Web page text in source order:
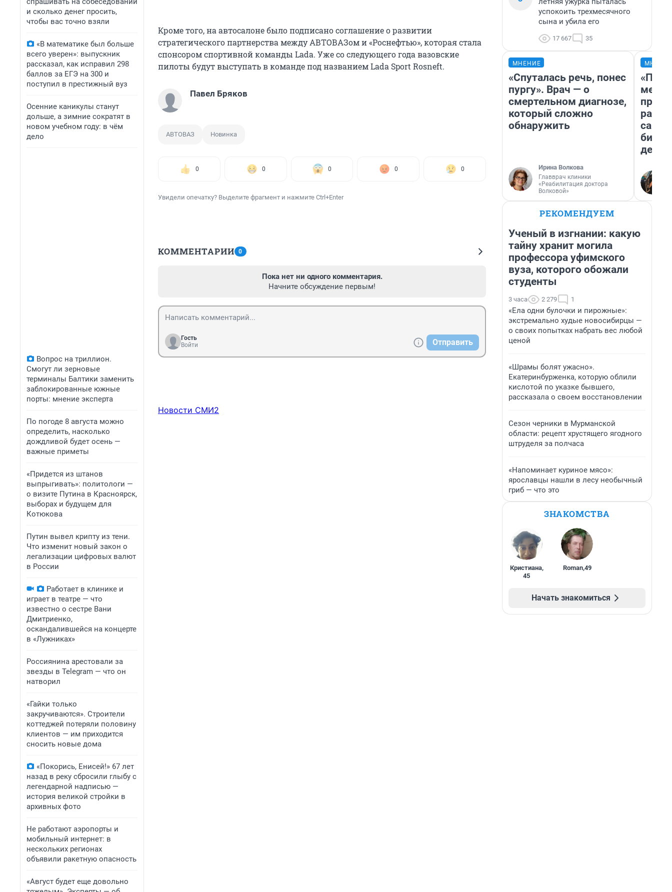
и сколько денег просить,
чтобы вас точно взяли
«В математике был больше
всего уверен»: выпускник
рассказал, как исправил 298
баллов за ЕГЭ на 300 и
поступил в престижный вуз
Осенние каникулы станут
дольше, а зимние сократят в
новом учебном году: в чём
дело
Вопрос на триллион.
Смогут ли зерновые
терминалы Балтики заменить
заблокированные южные
порты: мнение эксперта
По погоде 8 августа можно
определить, насколько
дождливой будет осень —
важные приметы
«Придется из штанов
выпрыгивать»: политологи —
о визите Путина в Красноярск,
выборах и будущем для
Котюкова
Путин вывел крипту из тени.
Что изменит новый закон о
легализации цифровых валют
в России
Работает в клинике и
играет в театре — что
известно о сестре Вани
Дмитриенко,
оскандалившейся на концерте
в «Лужниках»
Россиянина арестовали за
звезды в Telegram — что он
натворил
«Гайки только
закручиваются». Строители
коттеджей потеряли половину
клиентов — им приходится
сносить новые дома
«Покорись, Енисей!» 67 лет
назад в реку сбросили глыбу с
легендарной надписью —
история великой стройки в
архивных фото
Не работают аэропорты и
мобильный интернет: в
нескольких регионах
объявили ракетную опасность
«Август будет еще довольно
Кроме того, на автосалоне было подписано соглашение о развитии
стратегического партнерства между АВТОВАЗом и «Роснефтью», которая стала
спонсором спортивной команды Lada. Уже со следующего года вазовские
пилоты будут выступать в команде под названием Lada Sport Rosneft.
Павел Бряков
АВТОВАЗ Новинка
0 0 0 0 0
Увидели опечатку? Выделите фрагмент и нажмите Ctrl+Enter
КОММЕНТАРИИ 0
Пока нет ни одного комментария.
Начните обсуждение первым!
Гость
Войти
Отправить
Новости СМИ2
успокоить трехмесячного
сына и убила его
17 667 35
МНЕНИЕ
«Спуталась речь, понес
пургу». Врач — о
смертельном диагнозе,
который сложно
обнаружить
Ирина Волкова
Главврач клиники
«Реабилитация доктора
Волковой»
РЕКОМЕНДУЕМ
Ученый в изгнании: какую
тайну хранит могила
профессора уфимского
вуза, которого обожали
студенты
3 часа 2 279 1
«Ела одни булочки и пирожные»:
экстремально худые новосибирцы —
о своих попытках набрать вес любой
ценой
«Шрамы болят ужасно».
Екатеринбурженка, которую облили
кислотой по указке бывшего,
рассказала о своем восстановлении
Сезон черники в Мурманской
области: рецепт хрустящего ягодного
штруделя за полчаса
«Напоминает куриное мясо»:
ярославцы нашли в лесу необычный
гриб — что это
ЗНАКОМСТВА
Кристиана,
45
Roman,49
Начать знакомиться